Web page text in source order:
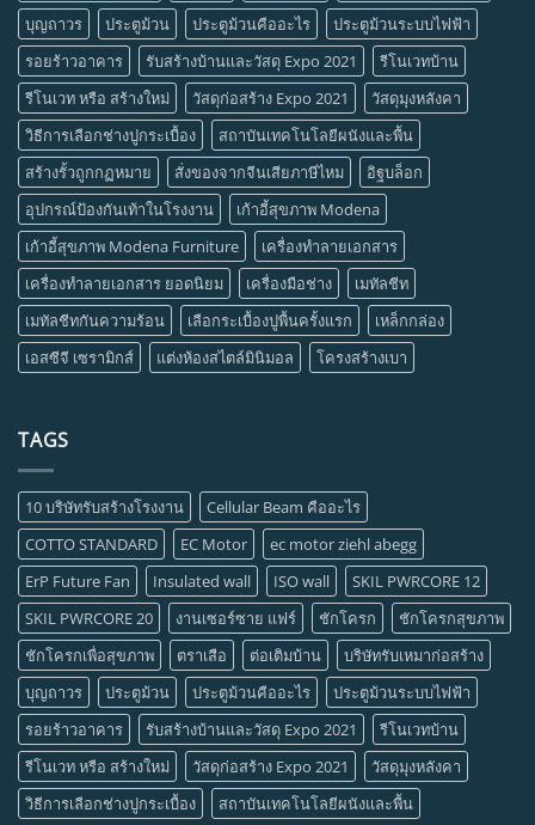
บุญถาวร
ประตูม้วน ประตูม้วนคืออะไร
ประตูม้วนระบบไฟฟ้า
รอยร้าวอาคาร
รับสร้างบ้านและวัสดุ Expo 2021
รีโนเวทบ้าน
รีโนเวท หรือ สร้างใหม่
วัสดุก่อสร้าง Expo 2021
วัสดุมุงหลังคา
วิธีการเลือกช่างปูกระเบื้อง
สถาบันเทคโนโลยีผนังและพื้น
สร้างรั้วถูกกฏหมาย
สั่งของจากจีนเสียภาษีไหม
อิฐบล็อก
อุปกรณ์ป้องกันเท้าในโรงงาน
เก้าอี้สุขภาพ Modena
เก้าอี้สุขภาพ Modena Furniture
เครื่องทำลายเอกสาร
เครื่องทำลายเอกสาร ยอดนิยม
เครื่องมือช่าง
เมทัลชีท
เมทัลชีทกันความร้อน
เลือกระเบื้องปูพื้นครั้งแรก
เหล็กกล่อง
เอสซีจี เซรามิกส์
แต่งห้องสไตล์มินิมอล โครงสร้างเบา
TAGS
10 บริษัทรับสร้างโรงงาน
Cellular Beam คืออะไร
COTTO STANDARD
EC Motor
ec motor ziehl abegg
ErP Future Fan
Insulated wall ISO wall
SKIL PWRCORE 12
SKIL PWRCORE 20
งานเซอร์ซาย แฟร์ ชักโครก
ชักโครกสุขภาพ
ชักโครกเพื่อสุขภาพ
ตราเสือ ต่อเติมบ้าน
บริษัทรับเหมาก่อสร้าง
บุญถาวร
ประตูม้วน ประตูม้วนคืออะไร
ประตูม้วนระบบไฟฟ้า
รอยร้าวอาคาร
รับสร้างบ้านและวัสดุ Expo 2021
รีโนเวทบ้าน
รีโนเวท หรือ สร้างใหม่
วัสดุก่อสร้าง Expo 2021
วัสดุมุงหลังคา
วิธีการเลือกช่างปูกระเบื้อง
สถาบันเทคโนโลยีผนังและพื้น